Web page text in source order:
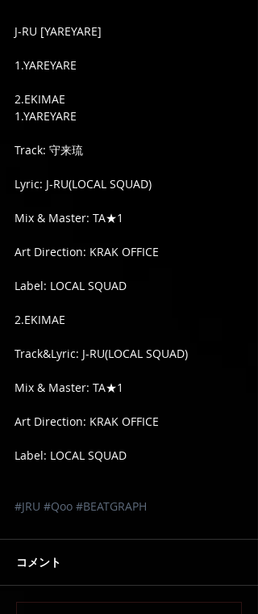
J-RU [YAREYARE]
1.YAREYARE
2.EKIMAE
1.YAREYARE
Track: 守来琉
Lyric: J-RU(LOCAL SQUAD)
Mix & Master: TA★1
Art Direction: KRAK OFFICE
Label: LOCAL SQUAD
2.EKIMAE
Track&Lyric: J-RU(LOCAL SQUAD)
Mix & Master: TA★1
Art Direction: KRAK OFFICE
Label: LOCAL SQUAD
#JRU #Qoo #BEATGRAPH
コメント